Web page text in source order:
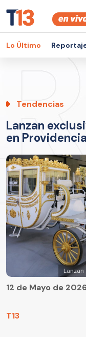
Lo Último
Tendencias
Lanzan
en Providencia
T13
12 de Mayo de